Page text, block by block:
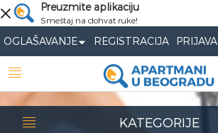
Preuzmite aplikaciju
Smeštaj na dohvat ruke!
OGLAŠAVANJE REGISTRACIJA PRIJAVA
Previous
KATEGORIJE